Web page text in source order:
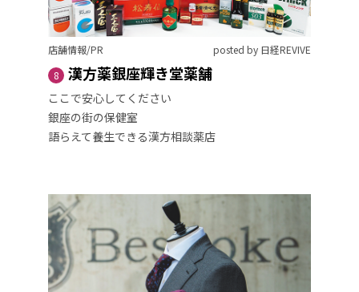
店舗情報/PR
posted by 日経REVIVE
8
漢方薬銀座輝き堂薬舗
ここで安心してください
銀座の街の保健室
語らえて養生できる漢方相談薬店